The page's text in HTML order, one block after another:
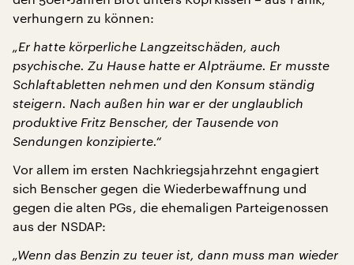
verhungern zu können:
„Er hatte körperliche Langzeitschäden, auch
psychische. Zu Hause hatte er Alpträume. Er musste
Schlaftabletten nehmen und den Konsum ständig
steigern. Nach außen hin war er der unglaublich
produktive Fritz Benscher, der Tausende von
Sendungen konzipierte.“
Vor allem im ersten Nachkriegsjahrzehnt engagiert
sich Benscher gegen die Wiederbewaffnung und
gegen die alten PGs, die ehemaligen Parteigenossen
aus der NSDAP:
„Wenn das Benzin zu teuer ist, dann muss man wieder